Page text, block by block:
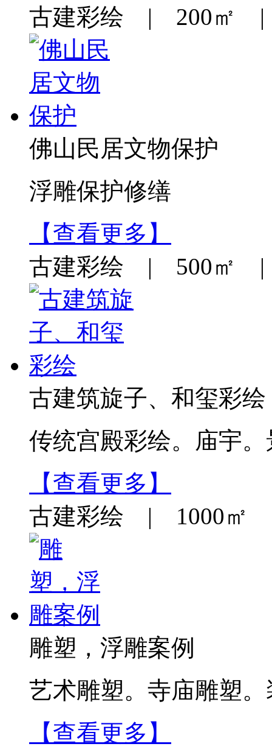
古建彩绘 | 200㎡ |
佛山民居文物保护
浮雕保护修缮
【查看更多】
古建彩绘 | 500㎡ |
古建筑旋子、和玺彩绘
传统宫殿彩绘。庙宇
【查看更多】
古建彩绘 | 1000㎡
雕塑，浮雕案例
艺术雕塑。寺庙雕塑
【查看更多】